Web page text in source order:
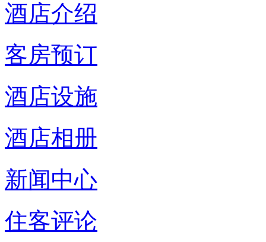
酒店介绍
客房预订
酒店设施
酒店相册
新闻中心
住客评论